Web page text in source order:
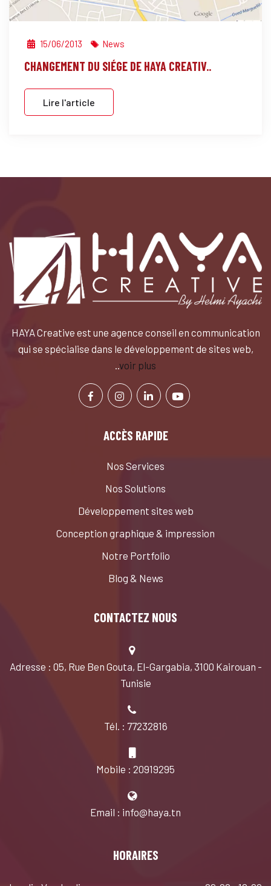
15/06/2013 News
CHANGEMENT DU SIÉGE DE HAYA CREATIV..
Lire l'article
HAYA Creative est une agence conseil en communication
qui se spécialise dans le développement de sites web,
..voir plus
ACCÈS RAPIDE
Nos Services
Nos Solutions
Développement sites web
Conception graphique & impression
Notre Portfolio
Blog & News
CONTACTEZ NOUS
Adresse : 05, Rue Ben Gouta, El-Gargabia, 3100 Kairouan -
Tunisie
Tél. : 77232816
Mobile : 20919295
Email : info@haya.tn
HORAIRES